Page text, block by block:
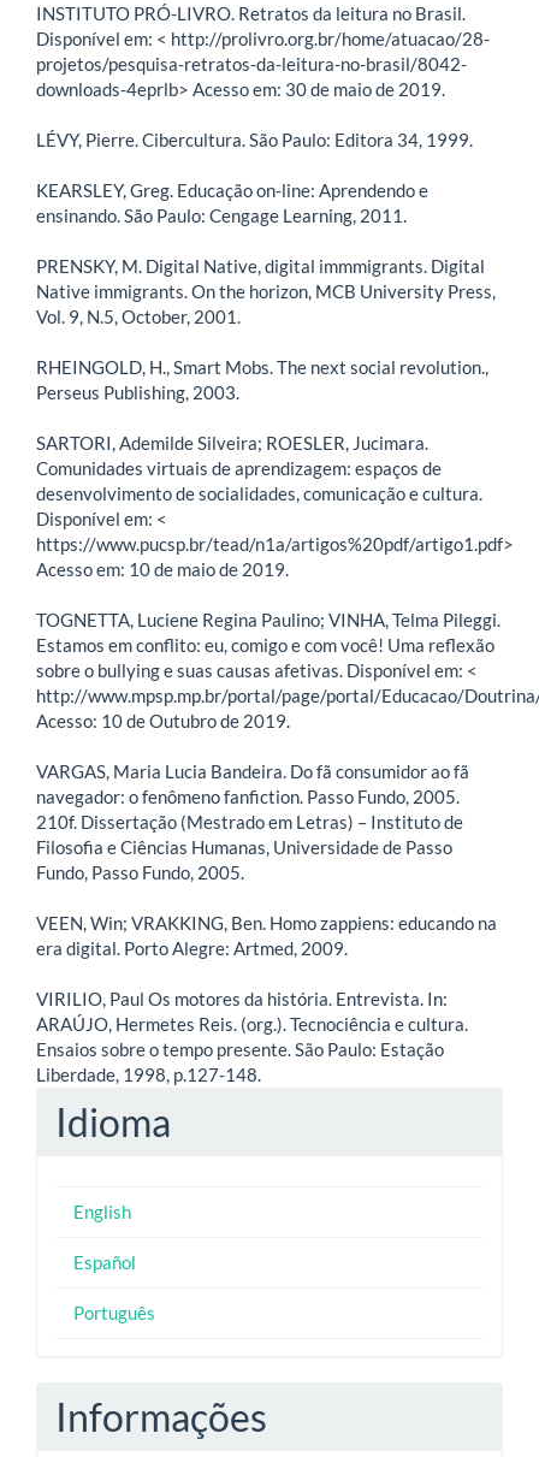
INSTITUTO PRÓ-LIVRO. Retratos da leitura no Brasil.
Disponível em: < http://prolivro.org.br/home/atuacao/28-
projetos/pesquisa-retratos-da-leitura-no-brasil/8042-
downloads-4eprlb> Acesso em: 30 de maio de 2019.
LÉVY, Pierre. Cibercultura. São Paulo: Editora 34, 1999.
KEARSLEY, Greg. Educação on-line: Aprendendo e
ensinando. São Paulo: Cengage Learning, 2011.
PRENSKY, M. Digital Native, digital immmigrants. Digital
Native immigrants. On the horizon, MCB University Press,
Vol. 9, N.5, October, 2001.
RHEINGOLD, H., Smart Mobs. The next social revolution.,
Perseus Publishing, 2003.
SARTORI, Ademilde Silveira; ROESLER, Jucimara.
Comunidades virtuais de aprendizagem: espaços de
desenvolvimento de socialidades, comunicação e cultura.
Disponível em: <
https://www.pucsp.br/tead/n1a/artigos%20pdf/artigo1.pdf>
Acesso em: 10 de maio de 2019.
TOGNETTA, Luciene Regina Paulino; VINHA, Telma Pileggi.
Estamos em conflito: eu, comigo e com você! Uma reflexão
sobre o bullying e suas causas afetivas. Disponível em: <
http://www.mpsp.mp.br/portal/page/portal/Educacao/
Acesso: 10 de Outubro de 2019.
VARGAS, Maria Lucia Bandeira. Do fã consumidor ao fã
navegador: o fenômeno fanfiction. Passo Fundo, 2005.
210f. Dissertação (Mestrado em Letras) – Instituto de
Filosofia e Ciências Humanas, Universidade de Passo
Fundo, Passo Fundo, 2005.
VEEN, Win; VRAKKING, Ben. Homo zappiens: educando na
era digital. Porto Alegre: Artmed, 2009.
VIRILIO, Paul Os motores da história. Entrevista. In:
ARAÚJO, Hermetes Reis. (org.). Tecnociência e cultura.
Ensaios sobre o tempo presente. São Paulo: Estação
Liberdade, 1998, p.127-148.
Idioma
English
Español
Português
Informações